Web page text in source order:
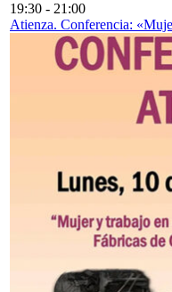
19:30 - 21:00
Atienza. Conferencia: